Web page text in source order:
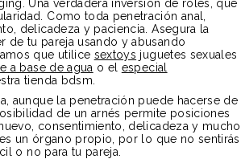
Una verdadera inversión de roles, que
Como toda penetración anal,
delicadeza y paciencia. Asegura la
de tu pareja usando y abusando
que utilice sextoys juguetes sexuales
a base de agua o el especial
tienda bdsm.
aunque la penetración puede hacerse de
de un arnés permite posiciones
consentimiento, delicadeza y mucho
un órgano propio, por lo que no sentirás
o no para tu pareja.